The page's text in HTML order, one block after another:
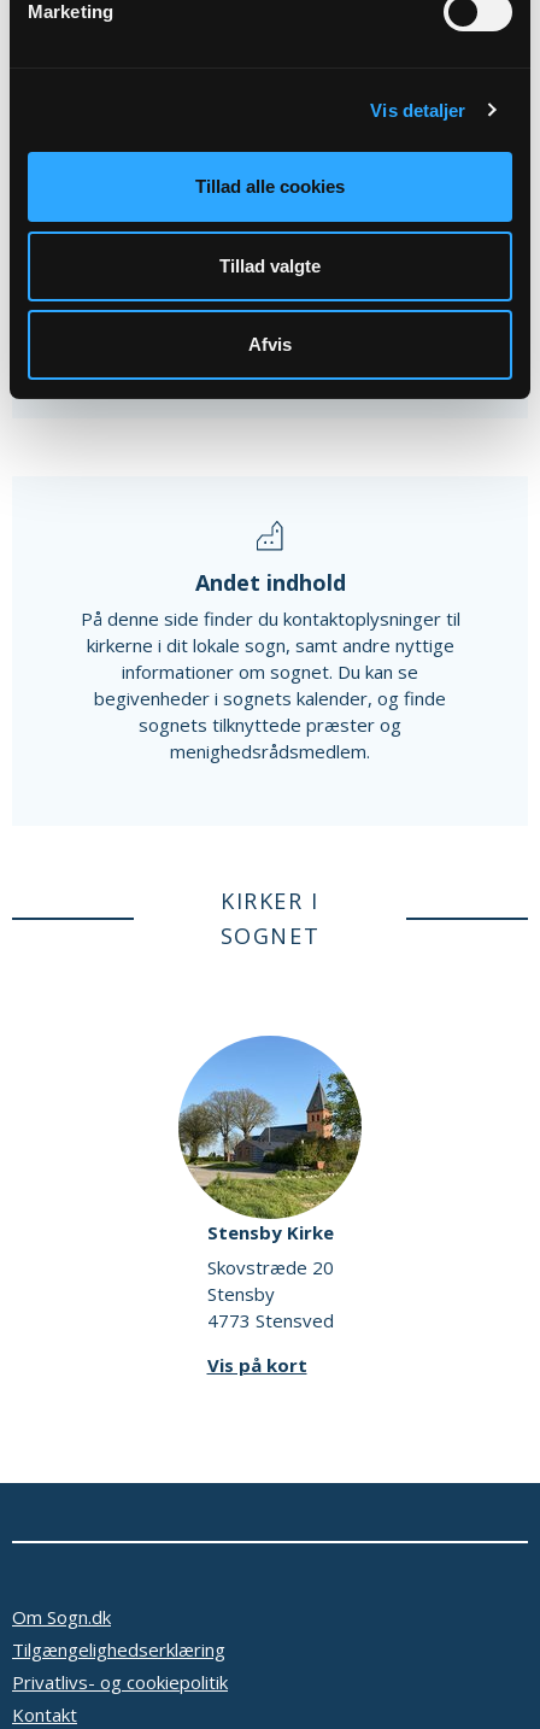
Marketing
Vis detaljer
Tillad alle cookies
Tillad valgte
Afvis
12
Menighedsrådsmøde - Stensby
Stensved Sognegård, kl. 19:00
Alle arrangementer
Andet indhold
På denne side finder du kontaktoplysninger til
kirkerne i dit lokale sogn, samt andre nyttige
informationer om sognet. Du kan se
begivenheder i sognets kalender, og finde
sognets tilknyttede præster og
menighedsrådsmedlem.
KIRKER I
SOGNET
Stensby Kirke
Skovstræde 20
Stensby
4773 Stensved
Vis på kort
Om Sogn.dk
Tilgængelighedserklæring
Privatlivs- og cookiepolitik
Kontakt